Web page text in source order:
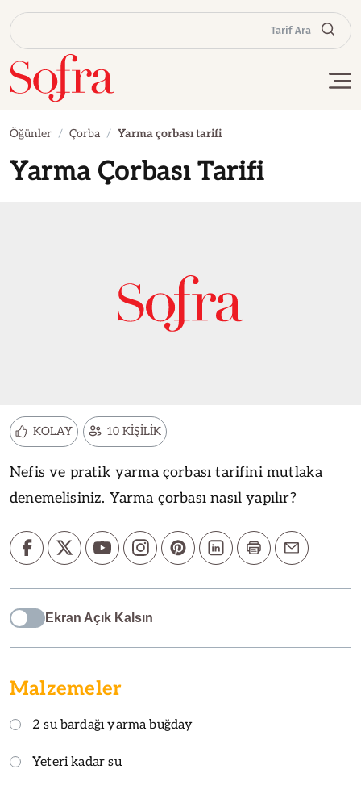
Tarif Ara
Öğünler Çorba Yarma çorbası tarifi
Yarma Çorbası Tarifi
KOLAY 10 KİŞİLİK
Nefis ve pratik yarma çorbası tarifini mutlaka
denemelisiniz. Yarma çorbası nasıl yapılır?
Ekran Açık Kalsın
Malzemeler
2 su bardağı yarma buğday
Yeteri kadar su